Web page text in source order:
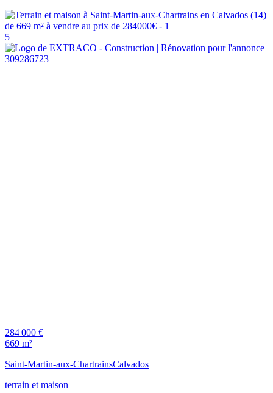
5
284 000 €
669 m²
Saint-Martin-aux-ChartrainsCalvados
terrain et maison